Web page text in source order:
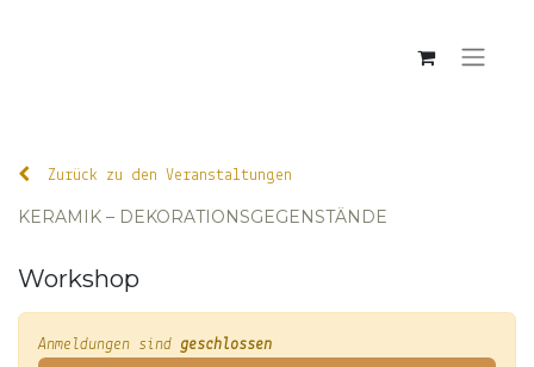
Zurück zu den Veranstaltungen
KERAMIK – DEKORATIONSGEGENSTÄNDE
Workshop
Anmeldungen sind geschlossen